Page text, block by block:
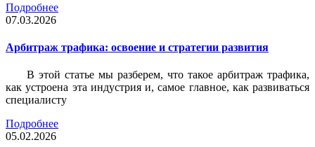
Подробнее
07.03.2026
Арбитраж трафика: освоение и стратегии развития
В этой статье мы разберем, что такое арбитраж трафика,
как устроена эта индустрия и, самое главное, как развиваться
специалисту
Подробнее
05.02.2026